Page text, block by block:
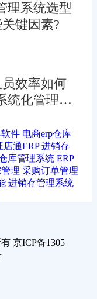
理系统选型
键因素?
效率如何
统化管理提
件 电商erp仓库
店通ERP 进销存
库管理系统 ERP
理 采购订单管理
进销存管理系统
京ICP备1305